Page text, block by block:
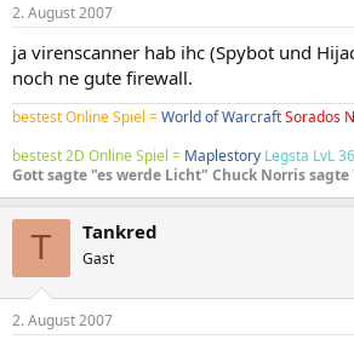
2. August 2007
ja virenscanner hab ihc (Spybot und
noch ne gute firewall.
bestest Online Spiel =World of WarcraftSorados
bestest 2D Online Spiel = Maplestory Legsta LvL
Gott sagte "es werde Licht" Chuck Norris
T Tankred
Gast
2. August 2007